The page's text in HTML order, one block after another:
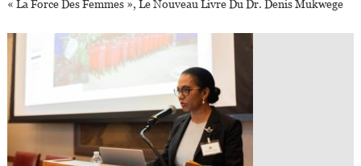
« La Force Des Femmes », Le Nouveau Livre Du Dr. Denis Mukwege